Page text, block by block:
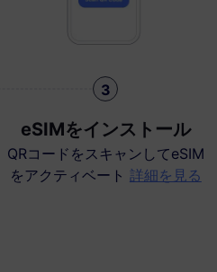
3
eSIMをインストール
QRコードをスキャンしてeSIM
をアクティベート 詳細を見る